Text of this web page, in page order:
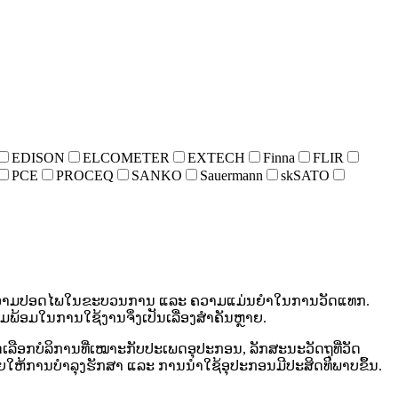
EDISON ELCOMETER EXTECH Finna
FLIR
PCE
PROCEQ SANKO Sauermann skSATO
ມປອດໄພໃນຂະບວນການ ແລະ ຄວາມແມ່ນຍໍາໃນການວັດແທກ.
ອມໃນການໃຊ້ງານຈຶ່ງເປັນເລື່ອງສໍາຄັນຫຼາຍ.
ລືອກບໍລິການທີ່ເໝາະກັບປະເພດອຸປະກອນ, ລັກສະນະວັດຖຸທີ່ວັດ
ໃຫ້ການບໍາລຸງຮັກສາ ແລະ ການນໍາໃຊ້ອຸປະກອນມີປະສິດທິພາບຂຶ້ນ.